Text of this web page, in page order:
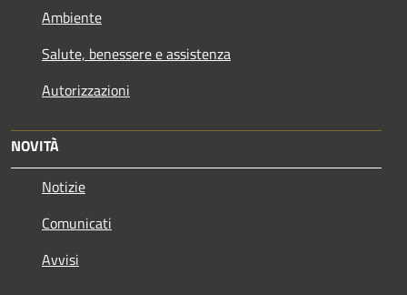
Ambiente
Salute, benessere e assistenza
Autorizzazioni
NOVITÀ
Notizie
Comunicati
Avvisi